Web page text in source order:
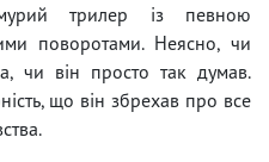
трилер із певною
поворотами. Неясно, чи
чи він просто так думав.
що він збрехав про все